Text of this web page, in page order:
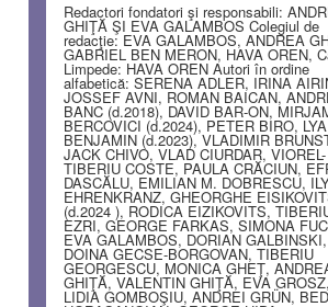
Redactori fondatori şi responsabili:
GHIŢĂ ŞI EVA GALAMBOS Colegiul de
redacţie: EVA GALAMBOS, ANDREA
GABRIEL BEN MERON, HAVA OREN,
Limpede: HAVA OREN Autori în ordine
alfabetică: SERENA ADLER, IRINA
JOSSEF AVNI, ROMAN BAICAN,
BANC (d.2018), DAVID BAR-ON,
BERCOVICI (d.2024), PETER BIRO, LYA
BENJAMIN (d.2023), VLADIMIR
JACK CHIVO, VLAD CIURDAR, VIOREL-
TIBERIU COSTE, PAULA CRĂCIUN,
DASCĂLU, EMILIAN M. DOBRESCU,
EHRENKRANZ, GHEORGHE
(d.2024 ), RODICA EIZIKOVITS,
EZRI, GEORGE FARKAS, SIMONA
EVA GALAMBOS, DORIAN GALBINSKI,
DOINA GECSE-BORGOVAN, TIBERIU
GEORGESCU, MONICA GHEŢ,
GHIŢĂ, VALENTIN GHIŢĂ, EVA GROSZ,
LIDIA GOMBOŞIU, ANDREI GRÜN,